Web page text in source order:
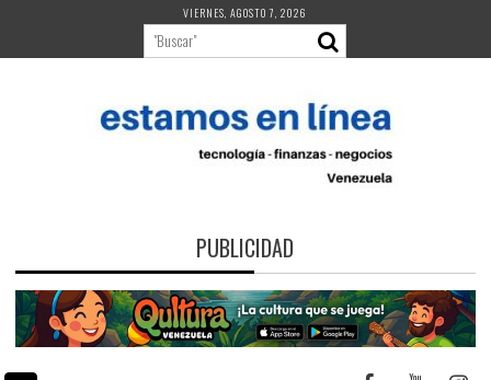
contenido
VIERNES, AGOSTO 7, 2026
PUBLICIDAD